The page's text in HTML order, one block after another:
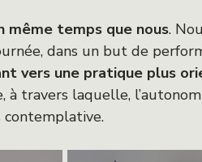
même temps que nous.
dans un but de
vers une pratique plus
à travers laquelle,